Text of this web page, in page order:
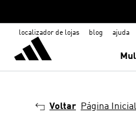
localizador de lojas blog ajuda
Voltar Página Inicial